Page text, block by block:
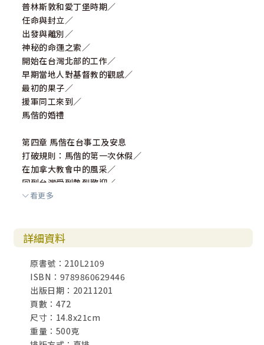
普林斯敦和愛丁堡時期／
任命與封立／
出發與離別／
神秘的命運之索／
開始在台灣北部的工作／
早期當地人對基督教的觀感／
最初的果子／
援軍同工來到／
馬偕的婚禮
第四章 馬偕在台事工及安息
打破規則：馬偕的第一次休假／
在加拿大教會中的風采／
回到台灣受到熱烈歡迎／
建造牛津學堂／
在台宣教惟一可行之法／
法軍砲擊封鎖台灣：焚而不燬／
年輕熱情的吳威廉來台協助／
馬偕第二次休假，吳威廉扛起重擔／
擔任加拿大總會議長／
日軍占台下教會極為困難／
日本領台，教勢迅速發展／
不治之症之險惡奮戰／
看更多
詳細資料
原書號：210L2109
ISBN：9789860629446
出版日期：20211201
頁數：472
尺寸：14.8x21cm
重量：500克